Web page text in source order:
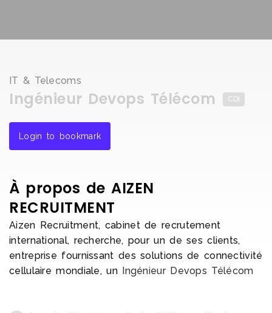
IT & Telecoms
Ingénieur Devops Télécom CDI
Login to bookmark
À propos de AIZEN
RECRUITMENT
Aizen Recruitment, cabinet de recrutement
international, recherche, pour un de ses clients,
entreprise fournissant des solutions de connectivité
cellulaire mondiale, un Ingénieur Devops Télécom